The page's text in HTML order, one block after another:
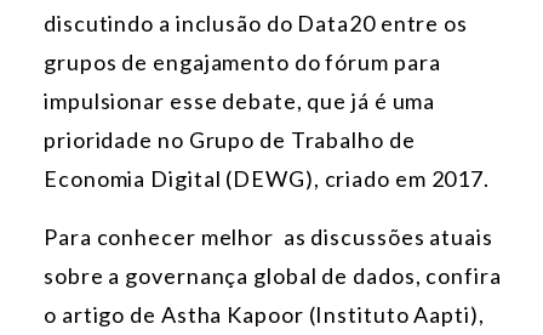
discutindo a inclusão do Data20 entre os
grupos de engajamento do fórum para
impulsionar esse debate, que já é uma
prioridade no Grupo de Trabalho de
Economia Digital (DEWG), criado em 2017.
Para conhecer melhor as discussões atuais
sobre a governança global de dados, confira
o artigo de Astha Kapoor (Instituto Aapti),